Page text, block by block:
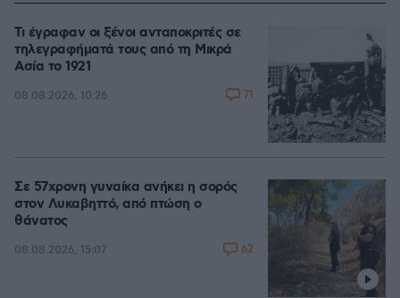
Τι έγραφαν οι ξένοι ανταποκριτές σε
τηλεγραφήματά τους από τη Μικρά
Ασία το 1921
08.08.2026, 10:26 71
Σε 57χρονη γυναίκα ανήκει η σορός
στον Λυκαβηττό, από πτώση ο
θάνατος
08.08.2026, 15:07 62